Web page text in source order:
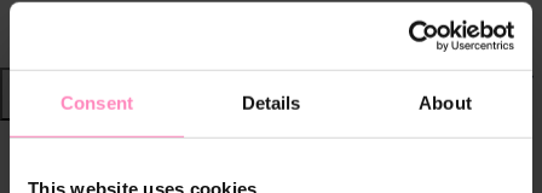
Consent Details About
This website uses cookies